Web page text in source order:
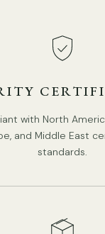
Messing und
Schwarz, Weiß.
Umgebung:
Spannung.
mit E26- oder E27-
PRODUKT-
with North
and Middle East
standards.